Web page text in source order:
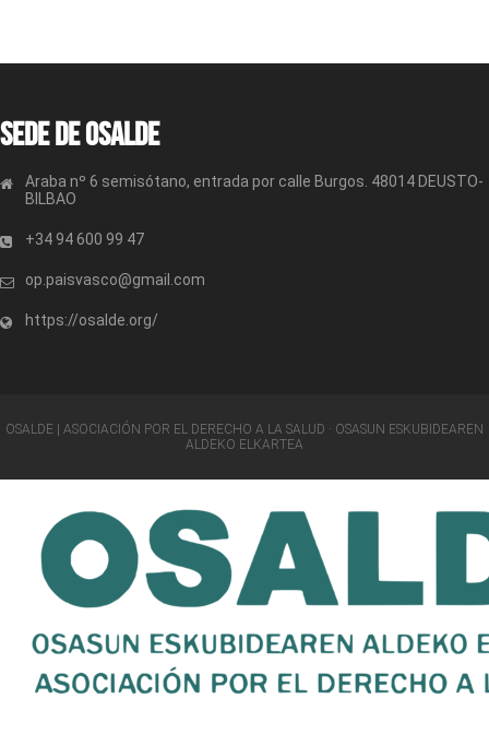
Sede de OSALDE
Araba nº 6 semisótano, entrada por calle Burgos. 48014 DEUSTO-
BILBAO
+34 94 600 99 47
op.paisvasco@gmail.com
https://osalde.org/
OSALDE | ASOCIACIÓN POR EL DERECHO A LA SALUD · OSASUN ESKUBIDEAREN
ALDEKO ELKARTEA